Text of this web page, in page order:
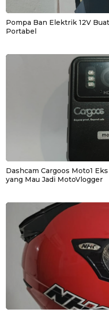
Pompa Ban Elektrik 12V
Portabel
Dashcam Cargoos Moto1
yang Mau Jadi MotoVlogger